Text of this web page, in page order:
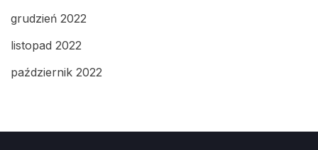
grudzień 2022
listopad 2022
październik 2022